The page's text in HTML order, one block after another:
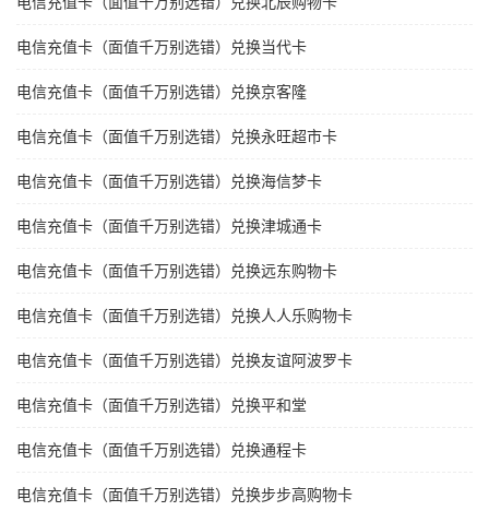
电信充值卡（面值千万别选错）兑换当代卡
电信充值卡（面值千万别选错）兑换京客隆
电信充值卡（面值千万别选错）兑换永旺超市卡
电信充值卡（面值千万别选错）兑换海信梦卡
电信充值卡（面值千万别选错）兑换津城通卡
电信充值卡（面值千万别选错）兑换远东购物卡
电信充值卡（面值千万别选错）兑换人人乐购物卡
电信充值卡（面值千万别选错）兑换友谊阿波罗卡
电信充值卡（面值千万别选错）兑换平和堂
电信充值卡（面值千万别选错）兑换通程卡
电信充值卡（面值千万别选错）兑换步步高购物卡